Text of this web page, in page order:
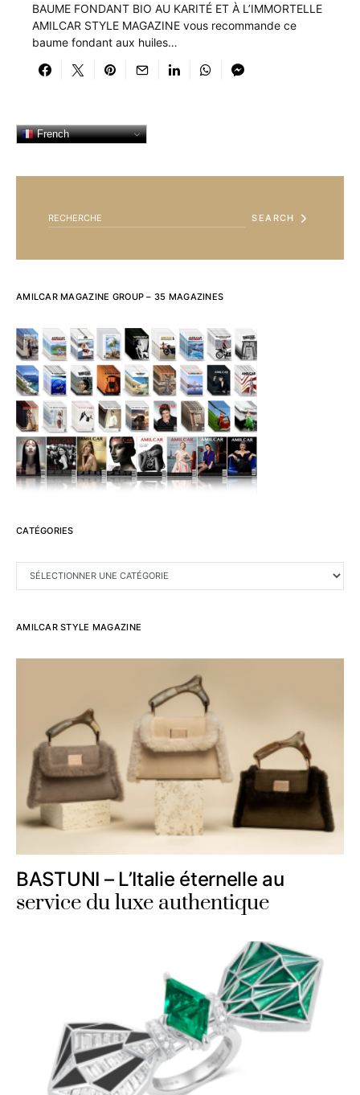
BAUME FONDANT BIO AU KARITÉ ET À L’IMMORTELLE
AMILCAR STYLE MAGAZINE vous recommande ce
baume fondant aux huiles…
French
SEARCH
AMILCAR MAGAZINE GROUP – 35 MAGAZINES
CATÉGORIES
CATÉGORIES
AMILCAR STYLE MAGAZINE
BASTUNI – L’Italie éternelle au
service du luxe authentique